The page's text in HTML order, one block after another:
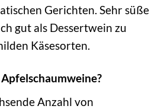
Gerichten. Sehr süße
gut als Dessertwein zu
Käsesorten.
Anzahl von